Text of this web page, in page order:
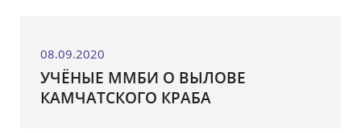
08.09.2020
УЧЁНЫЕ ММБИ О ВЫЛОВЕ
КАМЧАТСКОГО КРАБА